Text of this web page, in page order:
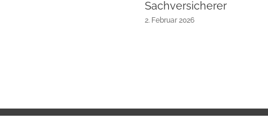
Sachversicherer
2. Februar 2026